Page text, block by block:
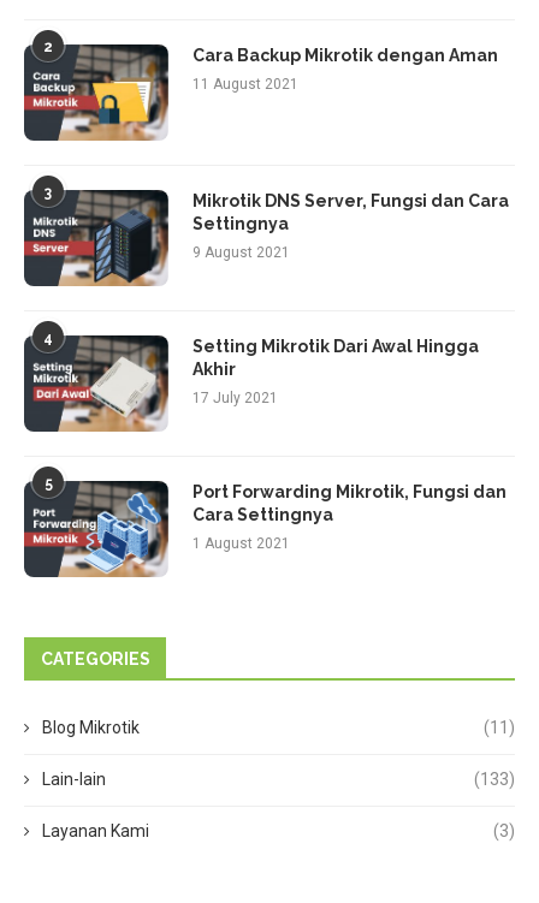
2 Cara Backup Mikrotik dengan Aman
11 August 2021
3
Mikrotik DNS Server, Fungsi dan Cara
Settingnya
9 August 2021
4
Setting Mikrotik Dari Awal Hingga
Akhir
17 July 2021
5
Port Forwarding Mikrotik, Fungsi dan
Cara Settingnya
1 August 2021
CATEGORIES
Blog Mikrotik (11)
Lain-lain (133)
Layanan Kami (3)